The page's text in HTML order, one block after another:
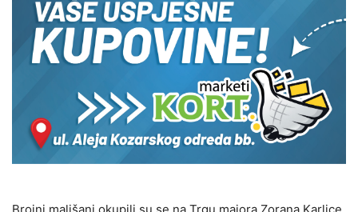
Brojni mališani okupili su se na Trgu majora Zorana Karlice